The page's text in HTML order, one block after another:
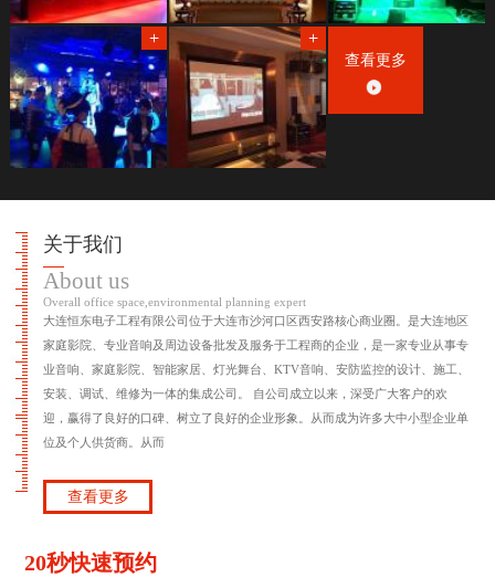
查看更多
关于我们
About us
Overall office space,environmental planning expert
大连恒东电子工程有限公司位于大连市沙河口区西安路核心商业圈。是大连地区
家庭影院、专业音响及周边设备批发及服务于工程商的企业，是一家专业从事专
业音响、家庭影院、智能家居、灯光舞台、KTV音响、安防监控的设计、施工、
安装、调试、维修为一体的集成公司。 自公司成立以来，深受广大客户的欢
迎，赢得了良好的口碑、树立了良好的企业形象。从而成为许多大中小型企业单
位及个人供货商。从而
查看更多
20秒快速预约